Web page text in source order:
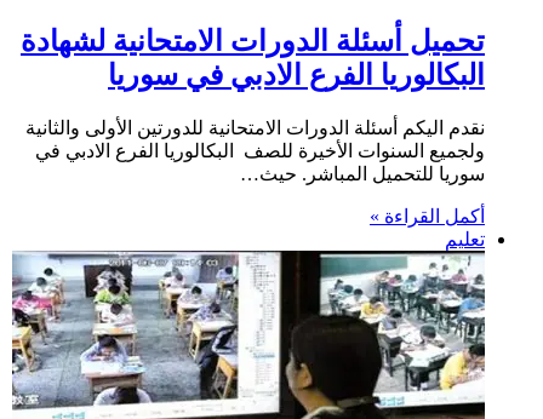
تحميل أسئلة الدورات الامتحانية لشهادة
البكالوريا الفرع الادبي في سوريا
نقدم اليكم أسئلة الدورات الامتحانية للدورتين الأولى والثانية
ولجميع السنوات الأخيرة للصف البكالوريا الفرع الادبي في
سوريا للتحميل المباشر. حيث…
أكمل القراءة »
تعليم